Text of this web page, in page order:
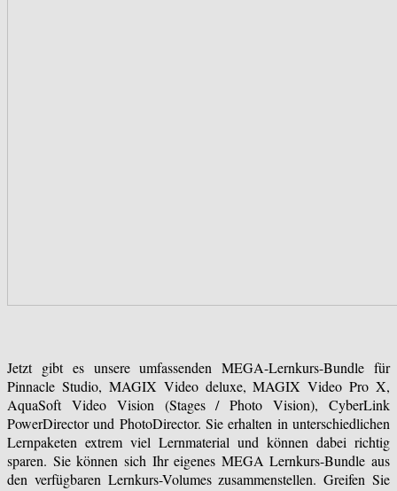
Jetzt gibt es unsere umfassenden MEGA-Lernkurs-Bundle für
Pinnacle Studio, MAGIX Video deluxe, MAGIX Video Pro X,
AquaSoft Video Vision (Stages / Photo Vision), CyberLink
PowerDirector und PhotoDirector. Sie erhalten in unterschiedlichen
Lernpaketen extrem viel Lernmaterial und können dabei richtig
sparen. Sie können sich Ihr eigenes MEGA Lernkurs-Bundle aus
den verfügbaren Lernkurs-Volumes zusammenstellen. Greifen Sie